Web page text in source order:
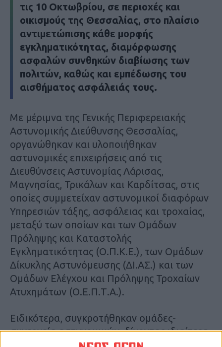
τις 10 Οκτωβρίου, σε περιοχές και
οικισμούς της Θεσσαλίας, στο πλαίσιο
αντιμετώπισης κάθε μορφής
εγκληματικότητας, διαμόρφωσης
ασφαλών συνθηκών διαβίωσης των
πολιτών, καθώς και εμπέδωσης του
αισθήματος ασφάλειάς τους.
Με μέριμνα της Γενικής Περιφερειακής
Αστυνομικής Διεύθυνσης Θεσσαλίας,
οργανώθηκαν και υλοποιήθηκαν
αστυνομικές επιχειρήσεις από τις
Διευθύνσεις Αστυνομίας Λάρισας,
Μαγνησίας, Τρικάλων και Καρδίτσας, στις
οποίες συμμετείχαν αστυνομικοί διαφόρων
Υπηρεσιών τάξης, ασφάλειας και τροχαίας,
μεταξύ των οποίων και των Ομάδων
Πρόληψης και Καταστολής
Εγκληματικότητας (Ο.Π.Κ.Ε.), των Ομάδων
Δίκυκλης Αστυνόμευσης (ΔΙ.ΑΣ.) και των
Ομάδων Ελέγχου και Πρόληψης Τροχαίων
Ατυχημάτων (Ο.Ε.Π.Τ.Α.).
Ειδικότερα, συγκροτήθηκαν ομάδες-
συνεργεία αστυνομικών, δίνοντας ιδιαίτερη
έμφαση στην καταπολέμηση της διάδοσης